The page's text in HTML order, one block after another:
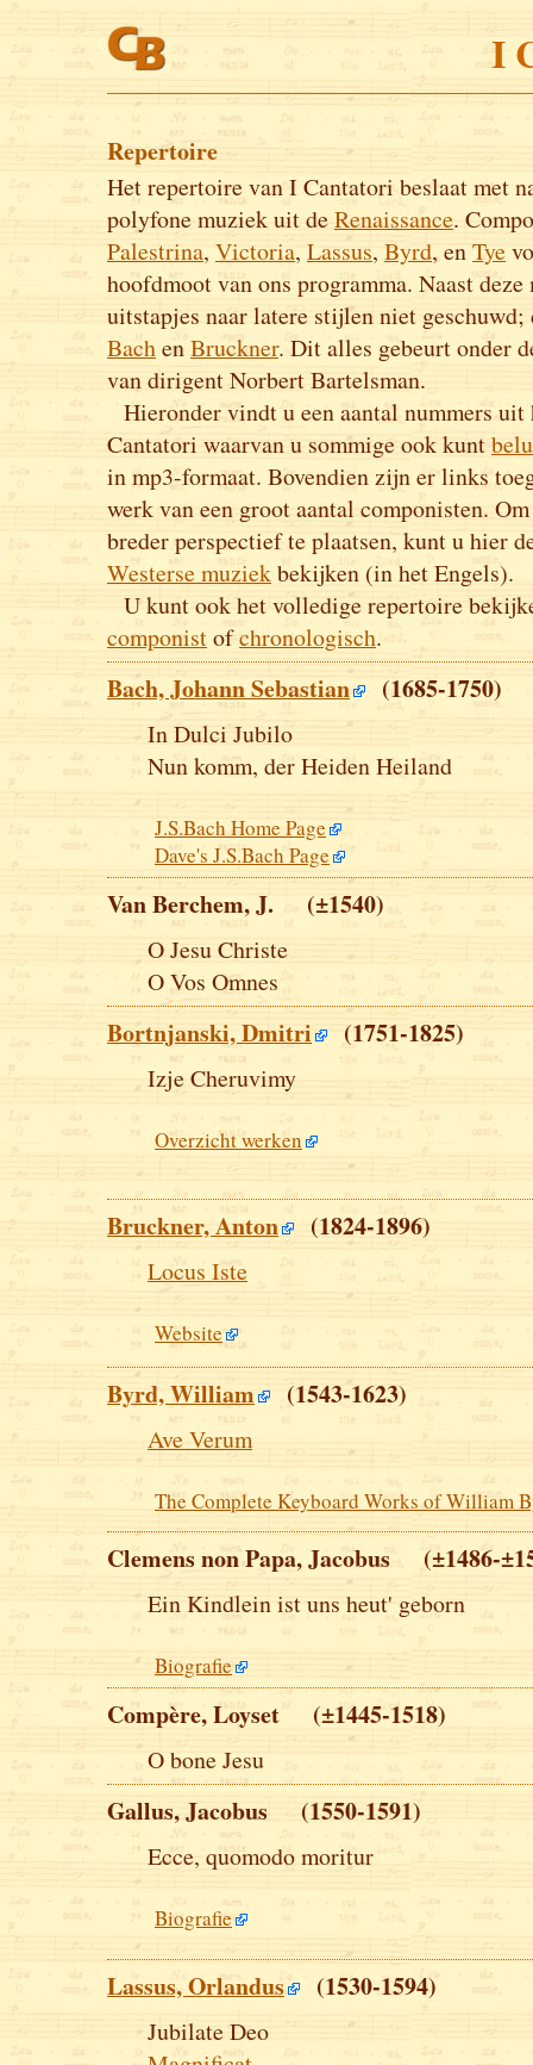
I
Repertoire
Het repertoire van I Cantatori beslaat met
polyfone muziek uit deRenaissance.
Palestrina, Victoria, Lassus, Byrd, enTye
hoofdmoot van ons programma. Naast
uitstapjes naar latere stijlen niet
BachenBruckner. Dit alles gebeurt onder
van dirigent Norbert Bartelsman.
Hieronder vindt u een aantal nummers
Cantatori waarvan u sommige ook kunt
in mp3-formaat. Bovendien zijn er links
werk van een groot aantal componisten.
breder perspectief te plaatsen, kunt u hier
Westerse muziekbekijken (in het Engels).
U kunt ook het volledige repertoire
componistofchronologisch.
Bach, Johann Sebastian (1685-1750)
In Dulci Jubilo
Nun komm, der Heiden Heiland
J.S.Bach Home Page
Dave's J.S.Bach Page
Van Berchem, J. (±1540)
O Jesu Christe
O Vos Omnes
Bortnjanski, Dmitri (1751-1825)
Izje Cheruvimy
Overzicht werken
Bruckner, Anton (1824-1896)
Locus Iste
Website
Byrd, William (1543-1623)
Ave Verum
The Complete Keyboard Works of William
Clemens non Papa, Jacobus (±1486-
Ein Kindlein ist uns heut' geborn
Biografie
Compère, Loyset (±1445-1518)
O bone Jesu
Gallus, Jacobus (1550-1591)
Ecce, quomodo moritur
Biografie
Lassus, Orlandus (1530-1594)
Jubilate Deo